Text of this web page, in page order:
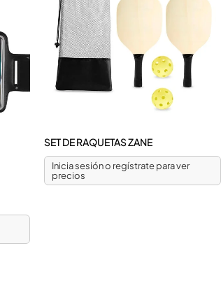
SET DE RAQUETAS ZANE
Inicia sesión o regístrate para ver
precios